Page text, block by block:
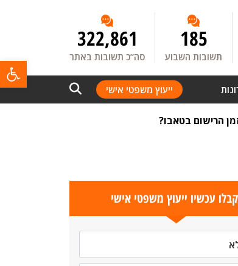
185
תשובות השבוע
322,861
סה”כ תשובות באתר
ייעוץ משפטי אישי
הרישום בטאבו?
קבלו עכשיו ייעוץ משפטי אישי